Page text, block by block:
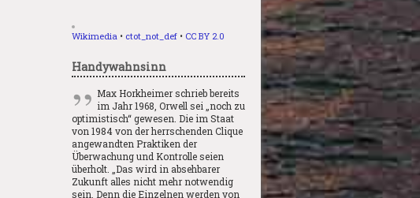
Wikimedia • ctot_not_def • CC BY 2.0
Handywahnsinn
Max Horkheimer schrieb bereits
im Jahr 1968, Orwell sei „noch zu
optimistisch“ gewesen. Die im Staat
von 1984 von der herrschenden Clique
angewandten Praktiken der
Überwachung und Kontrolle seien
überholt. „Das wird in absehbarer
Zukunft alles nicht mehr notwendig
sein. Denn die Einzelnen werden von